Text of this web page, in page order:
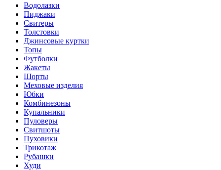
Водолазки
Пиджаки
Свитеры
Толстовки
Джинсовые куртки
Топы
Футболки
Жакеты
Шорты
Меховые изделия
Юбки
Комбинезоны
Купальники
Пуловеры
Свитшоты
Пуховики
Трикотаж
Рубашки
Худи